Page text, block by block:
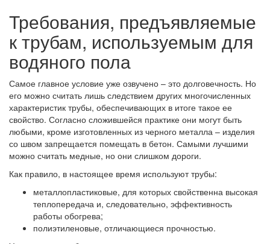
Требования, предъявляемые
к трубам, используемым для
водяного пола
Самое главное условие уже озвучено – это долговечность. Но
его можно считать лишь следствием других многочисленных
характеристик трубы, обеспечивающих в итоге такое ее
свойство. Согласно сложившейся практике они могут быть
любыми, кроме изготовленных из черного металла – изделия
со швом запрещается помещать в бетон. Самыми лучшими
можно считать медные, но они слишком дороги.
Как правило, в настоящее время используют трубы:
металлопластиковые, для которых свойственна высокая
теплопередача и, следовательно, эффективность
работы обогрева;
полиэтиленовые, отличающиеся прочностью.